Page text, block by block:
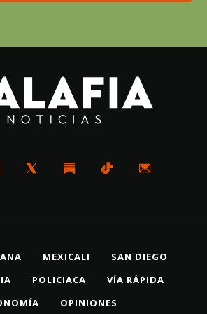
MEXICALI
SAN DIEGO
POLICIACA
VÍA RÁPIDA
OPINIONES